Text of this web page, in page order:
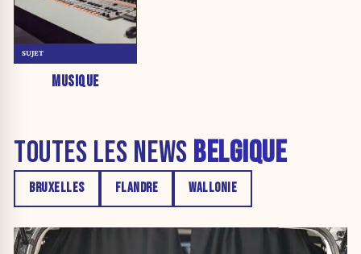
MUSIQUE
SUJET
TOUTES LES NEWS BELGIQUE
BRUXELLES FLANDRE WALLONIE